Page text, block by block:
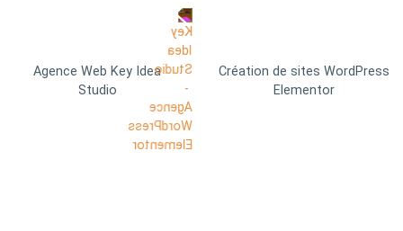
Agence Web Key Idea
Studio
Création de sites WordPress
Elementor